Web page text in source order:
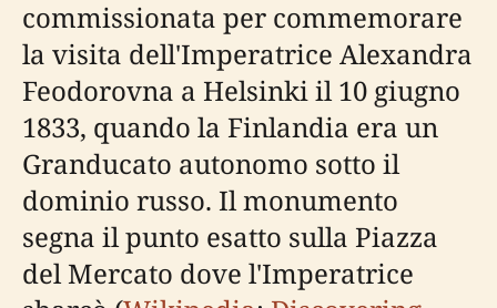
commissionata per commemorare
la visita dell'Imperatrice Alexandra
Feodorovna a Helsinki il 10 giugno
1833, quando la Finlandia era un
Granducato autonomo sotto il
dominio russo. Il monumento
segna il punto esatto sulla Piazza
del Mercato dove l'Imperatrice